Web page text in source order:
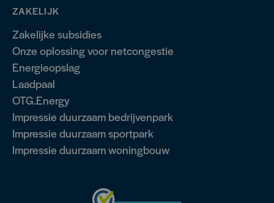
ZAKELIJK
Zakelijke subsidies
Onze oplossing voor netcongestie
Energieopslag
Laadpaal
OTG.Energy
Impressie duurzaam bedrijvenpark
Impressie duurzaam sportpark
Impressie duurzaam woningbouw